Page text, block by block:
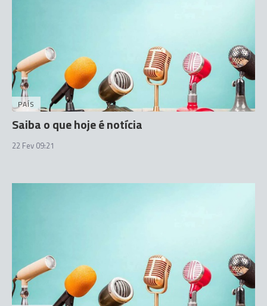
PAÍS
Saiba o que hoje é notícia
22 Fev 09:21